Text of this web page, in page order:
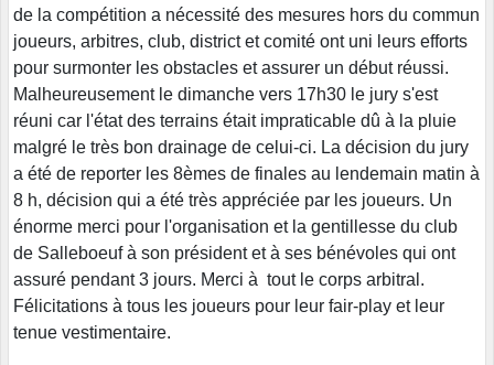
de la compétition a nécessité des mesures hors du commun
joueurs, arbitres, club, district et comité ont uni leurs efforts
pour surmonter les obstacles et assurer un début réussi.
Malheureusement le dimanche vers 17h30 le jury s'est
réuni car l'état des terrains était impraticable dû à la pluie
malgré le très bon drainage de celui-ci. La décision du jury
a été de reporter les 8èmes de finales au lendemain matin à
8 h, décision qui a été très appréciée par les joueurs. Un
énorme merci pour l'organisation et la gentillesse du club
de Salleboeuf à son président et à ses bénévoles qui ont
assuré pendant 3 jours. Merci à tout le corps arbitral.
Félicitations à tous les joueurs pour leur fair-play et leur
tenue vestimentaire.